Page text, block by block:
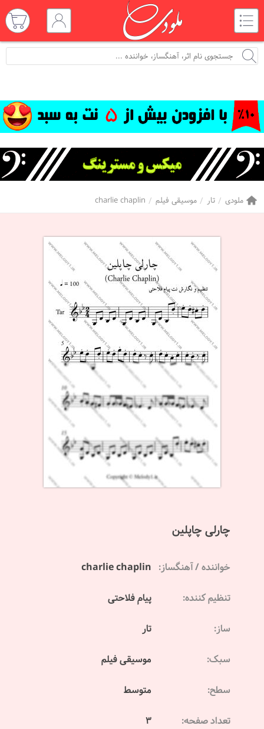
ملودی تار موسیقی فیلم charlie chaplin
چارلی چاپلین
خواننده / آهنگساز: charlie chaplin
تنظیم کننده: پیام فلاحتی
ساز: تار
سبک: موسیقی فیلم
سطح: متوسط
تعداد صفحه: 3